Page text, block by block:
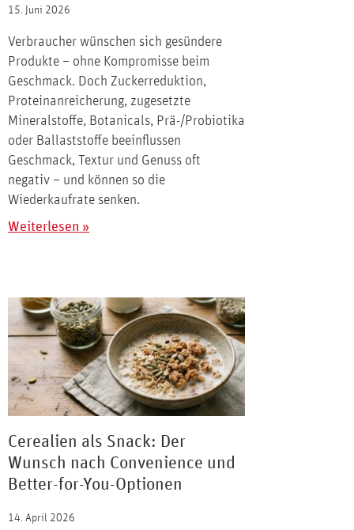
15. Juni 2026
Verbraucher wünschen sich gesündere
Produkte – ohne Kompromisse beim
Geschmack. Doch Zuckerreduktion,
Proteinanreicherung, zugesetzte
Mineralstoffe, Botanicals, Prä-/Probiotika
oder Ballaststoffe beeinflussen
Geschmack, Textur und Genuss oft
negativ – und können so die
Wiederkaufrate senken.
Weiterlesen »
Cerealien als Snack: Der
Wunsch nach Convenience und
Better-for-You-Optionen
14. April 2026